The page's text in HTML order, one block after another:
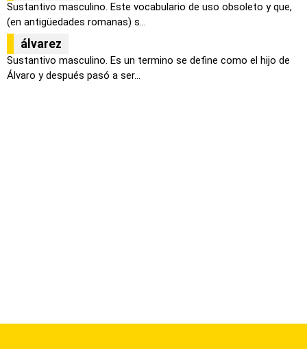
Sustantivo masculino. Este vocabulario de uso obsoleto y que,
(en antigüedades romanas) s...
álvarez
Sustantivo masculino. Es un termino se define como el hijo de
Álvaro y después pasó a ser...